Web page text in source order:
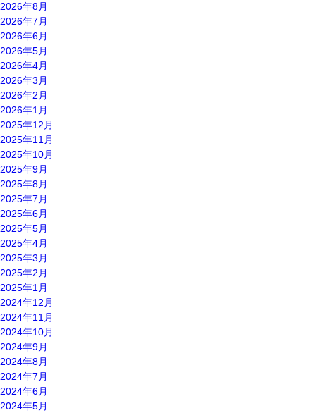
2026年8月
2026年7月
2026年6月
2026年5月
2026年4月
2026年3月
2026年2月
2026年1月
2025年12月
2025年11月
2025年10月
2025年9月
2025年8月
2025年7月
2025年6月
2025年5月
2025年4月
2025年3月
2025年2月
2025年1月
2024年12月
2024年11月
2024年10月
2024年9月
2024年8月
2024年7月
2024年6月
2024年5月